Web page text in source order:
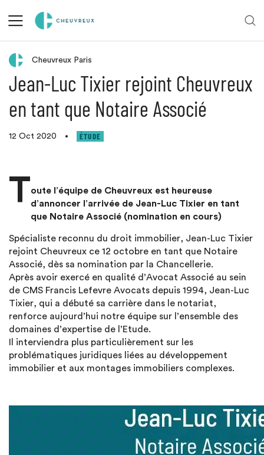
Retour aux actualités
Cheuvreux Paris
Jean-Luc Tixier rejoint Cheuvreux
en tant que Notaire Associé
12 Oct 2020 • ÉTUDE
Toute l’équipe de Cheuvreux est heureuse
d’annoncer l’arrivée de Jean-Luc Tixier en tant
que Notaire Associé (nomination en cours)
Spécialiste reconnu du droit immobilier, Jean-Luc Tixier
rejoint Cheuvreux ce 12 octobre en tant que Notaire
Associé, dès sa nomination par la Chancellerie.
Après avoir exercé en qualité d’Avocat Associé au sein
de CMS Francis Lefevre Avocats depuis 1994, Jean-Luc
Tixier, qui a débuté sa carrière dans le notariat,
renforce aujourd’hui notre équipe sur l’ensemble des
domaines d’expertise de l’Etude.
Il interviendra plus particulièrement sur les
problématiques juridiques liées au développement
immobilier et aux montages immobiliers complexes.